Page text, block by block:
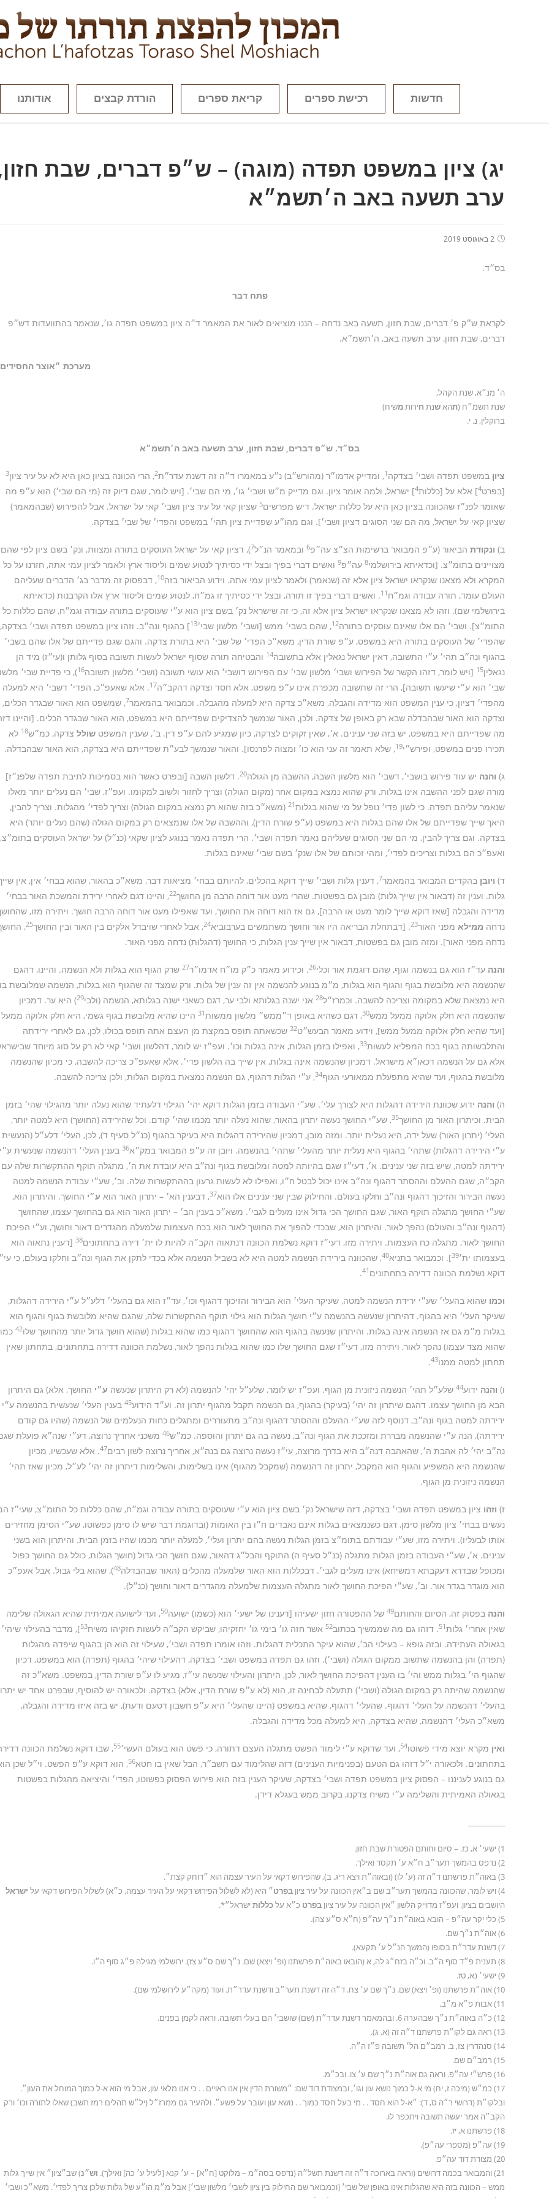
חדשות רכישת ספרים קריאת ספרים הורדת קבצים אודותנו
יג) ציון במשפט תפדה (מוגה) – ש״פ דברים, שבת
ערב תשעה באב ה׳תשמ״א
2 באוגוסט 2019
בס״ד.
פתח דבר
לקראת ש״ק פ׳ דברים, שבת חזון, תשעה באב נדחה – הננו מוציאים לאור את המאמר ד״ה ציון במשפט תפדה גו׳, שנאמר בהתוועדות דש״פ
דברים, שבת חזון, ערב תשעה באב, ה׳תשמ״א.
מערכת ״אוצר
ה׳ מנ״א, שנת הקהל,
שנת תשמ״ח (תהאשנת חירותמשיח)
ברוקלין, נ. י.
בס״ד. ש״פ דברים, שבת חזון, ערב תשעה באב ה׳תשמ״א
ציון במשפט תפדה ושבי׳ בצדקה 1, ומדייק אדמו״ר (מהורש״ב) נ״ע במאמרו ד״ה זה דשנת עדר״ת2, הרי הכוונה בציון כאן היא לא על עיר ציון3
[בפרט4] אלא על [כללות4] ישראל, ולמה אומר ציון. וגם מדייק מ״ש ושבי׳ גו׳, מי הם שבי׳. [ויש לומר, שגם דיוק זה (מי הם שבי׳) הוא ע״פ מה
שאומר לפנ״ז שהכוונה בציון כאן היא על כללות ישראל. דיש מפרשים5 שציון קאי על עיר ציון ושבי׳ קאי על ישראל. אבל להפירוש (שבהמאמר)
שציון קאי על ישראל, מה הם שני הסוגים דציון ושבי׳]. וגם מהו״ע שפדיית ציון תהי׳ במשפט והפדי׳ של שבי׳ בצדקה.
ב) ונקודת הביאור (ע״פ המבואר ברשימות הצ״צ עה״פ6 ובמאמר הנ״ל7), דציון קאי על ישראל העוסקים בתורה ומצוות, ונק׳ בשם ציון לפי שהם
מצויינים בתומ״צ. [וכדאיתא בירושלמי8 עה״פ9 ואשים דברי בפיך ובצל ידי כסיתיך לנטוע שמים וליסוד ארץ ולאמר לציון עמי אתה, חזרנו על כל
המקרא ולא מצאנו שנקראו ישראל ציון אלא זה (שנאמר) ולאמר לציון עמי אתה. וידוע הביאור בזה10, דבפסוק זה מדבר בג׳ הדברים שעליהם
העולם עומד, תורה עבודה וגמ״ח 11. ואשים דברי בפיך זו תורה, ובצל ידי כסיתיך זו גמ״ח, לנטוע שמים וליסוד ארץ אלו הקרבנות (כדאיתא
בירושלמי שם). וזהו לא מצאנו שנקראו ישראל ציון אלא זה, כי זה שישראל נק׳ בשם ציון הוא ע״י שעוסקים בתורה עבודה וגמ״ח, שהם כללות כל
התומ״צ]. ושבי׳ הם אלו שאינם עוסקים בתורה12, שהם בשבי׳ ממש [ושבי׳ מלשון שבי׳13] בהגוף ונה״ב. וזהו ציון במשפט תפדה ושבי׳ בצדקה,
שהפדי׳ של העוסקים בתורה היא במשפט, ע״פ שורת הדין, משא״כ הפדי׳ של שבי׳ היא בתורת צדקה. והגם שגם פדייתם של אלו שהם בשבי׳
בהגוף ונה״ב תהי׳ ע״י התשובה, דאין ישראל נגאלין אלא בתשובה14 והבטיחה תורה שסוף ישראל לעשות תשובה בסוף גלותן ו(עי״ז) מיד הן
נגאלין15 [ויש לומר, דזהו הקשר של הפירוש ושבי׳ מלשון שבי׳ עם הפירוש דושבי׳ הוא עושי תשובה (ושבי׳ מלשון תשובה16), כי פדיית שבי׳
שבי׳ הוא ע״י שיעשו תשובה], הרי זה שתשובה מכפרת אינו ע״פ משפט, אלא חסד וצדקה דהקב״ה17. אלא שאעפ״כ, הפדי׳ דשבי׳ היא למעלה
מהפדי׳ דציון, כי ענין המשפט הוא מדידה והגבלה, משא״כ צדקה היא למעלה מהגבלה. וכמבואר בהמאמר7, שמשפט הוא האור שבגדר הכלים,
וצדקה הוא האור שבהבדלה שבא רק באופן של צדקה. ולכן, האור שנמשך להצדיקים שפדייתם היא במשפט, הוא האור שבגדר הכלים. [והיינו
מה שפדייתם היא במשפט, יש בזה שני ענינים. א׳, שאין זקוקים לצדקה, כיון שמגיע להם ע״פ דין. ב׳, שענין המשפט שולל צדקה, כמ״ש18 לא
תכירו פנים במשפט, ופירש״י19, שלא תאמר זה עני הוא כו׳ ומצוה לפרנסו]. והאור שנמשך לבע״ת שפדייתם היא בצדקה, הוא האור שבהבדלה.
ג) והנה יש עוד פירוש בושבי׳, דשבי׳ הוא מלשון השבה, ההשבה מן הגולה20. דלשון השבה [ובפרט כאשר הוא בסמיכות לתיבת תפדה שלפנ״ז]
מורה שגם לפני ההשבה אינו בגלות, ורק שהוא נמצא במקום אחר (מקום הגולה) וצריך לחזור ולשוב למקומו. ועפ״ז, שבי׳ הם נעלים יותר מאלו
שנאמר עליהם תפדה. כי לשון פדי׳ נופל על מי שהוא בגלות21 (משא״כ בזה שהוא רק נמצא במקום הגולה) וצריך לפדי׳ מהגלות. וצריך להבין,
היאך שייך שפדייתם של אלו שהם בגלות היא במשפט (ע״פ שורת הדין), וההשבה של אלו שנמצאים רק במקום הגולה (שהם נעלים יותר) היא
בצדקה. וגם צריך להבין, מי הם שני הסוגים שעליהם נאמר תפדה ושבי׳. הרי תפדה נאמר בנוגע לציון שקאי (כנ״ל) על ישראל העוסקים בתומ״צ,
ואעפ״כ הם בגלות וצריכים לפדי׳, ומהי זכותם של אלו שנק׳ בשם שבי׳ שאינם בגלות.
ד) ויובן בהקדים המבואר בהמאמר7, דענין גלות ושבי׳ שייך דוקא בהכלים, להיותם בבחי׳ מציאות דבר, משא״כ בהאור, שהוא בבחי׳ אין, אין
גלות. וענין זה (דבאור אין שייך גלות) מובן גם בפשטות. שהרי מעט אור דוחה הרבה מן החושך22, והיינו דגם לאחרי ירידת והמשכת האור בבחי׳
מדידה והגבלה [שאז דוקא שייך לומר מעט או הרבה], גם אז הוא דוחה את החושך, ועד שאפילו מעט אור דוחה הרבה חושך. ויתירה מזו,
נדחה ממילא מפני האור23. [דבתחלת הבריאה היו אור וחושך משתמשים בערבוביא24, אבל לאחרי שויבדל אלקים בין האור ובין החושך25
,
נדחה מפני האור]. ומזה מובן גם בפשטות, דבאור אין שייך ענין הגלות, כי החושך (דהגלות) נדחה מפני האור.
והנה עד״ז הוא גם בנשמה וגוף, שהם דוגמת אור וכלי26. וכידוע מאמר כ״ק מו״ח אדמו״ר27 שרק הגוף הוא בגלות ולא הנשמה. והיינו, דהגם
שהנשמה היא מלובשת בגוף והגוף הוא בגלות, מ״מ בנוגע להנשמה אין זה ענין של גלות. ורק שמצד זה שהגוף הוא בגלות, הנשמה שמלובשת בו
היא נמצאת שלא במקומה וצריכה להשבה. וכמרז״ל28 אני ישנה בגלותא ולבי ער, דגם כשאני ישנה בגלותא, הנשמה (ולבי29) היא ער. דמכיון
שהנשמה היא חלק אלוקה ממעל ממש30, דגם כשהיא באופן ד״ממש״ מלשון ממשות31 היינו שהיא מלובשת בגוף גשמי, היא חלק אלוקה ממעל
[ועד שהיא חלק אלוקה ממעל ממש], וידוע מאמר הבעש״ט32 שכשאתה תופס במקצת מן העצם אתה תופס בכולו, לכן, גם לאחרי ירידתה
והתלבשותה בגוף בכח המפליא לעשות33, ואפילו בזמן הגלות, אינה בגלות וכו׳. ועפ״ז יש לומר, דהלשון ושבי׳ קאי לא רק על סוג מיוחד
אלא גם על הנשמה דכאו״א מישראל. דמכיון שהנשמה אינה בגלות, אין שייך בה הלשון פדי׳. אלא שאעפ״כ צריכה להשבה, כי מכיון שהנשמה
מלובשת בהגוף, ועד שהיא מתפעלת ממאורעי הגוף34, ע״י הגלות דהגוף, גם הנשמה נמצאת במקום הגלות, ולכן צריכה להשבה.
ה) והנה ידוע שכוונת הירידה דהגלות היא לצורך עלי׳. שע״י העבודה בזמן הגלות דוקא יהי׳ הגילוי דלעתיד שהוא נעלה יותר מהגילוי שהי׳ בזמן
הבית. וכיתרון האור מן החושך35, שע״י החושך נעשה יתרון בהאור, שהוא נעלה יותר מכמו שהי׳ קודם. וכל שהירידה (החושך) היא למטה יותר,
העלי׳ (יתרון האור) שעל ידה, היא נעלית יותר. ומזה מובן, דמכיון שהירידה דהגלות היא בעיקר בהגוף (כנ״ל סעיף ד), לכן, העלי׳ דלע״ל (הנעשית
ע״י הירידה דהגלות) שתהי׳ בהגוף היא נעלית יותר מהעלי׳ שתהי׳ בהנשמה. ויובן זה ע״פ המבואר במק״א36 בענין העלי׳ דהנשמה שנעשית ע״י
ירידתה למטה, שיש בזה שני ענינים. א׳, דעי״ז שגם בהיותה למטה ומלובשת בגוף ונה״ב היא עובדת את ה׳, מתגלה תוקף ההתקשרות שלה עם
הקב״ה, שגם ההעלם וההסתר דהגוף ונה״ב אינו יכול לבטל ח״ו, ואפילו לא לעשות גרעון בההתקשרות שלה. וב׳, שע״י עבודת הנשמה למטה
נעשה הבירור והזיכוך דהגוף ונה״ב וחלקו בעולם. והחילוק שבין שני ענינים אלו הוא37, דבענין הא׳ – יתרון האור הוא ע״י החושך. והיתרון הוא,
שע״י החושך מתגלה תוקף האור, שגם החושך הכי גדול אינו מעלים לגבי׳. משא״כ בענין הב׳ – יתרון האור הוא גם בהחושך עצמו, שהחושך
(דהגוף ונה״ב והעולם) נהפך לאור. והיתרון הוא, שבכדי להפוך את החושך לאור הוא בכח העצמות שלמעלה מהגדרים דאור וחושך, וע״י הפיכת
החושך לאור, מתגלה כח העצמות. ויתירה מזו, דעי״ז דוקא נשלמת הכוונה דנתאוה הקב״ה להיות לו ית׳ דירה בתחתונים38 [דענין נתאוה הוא
בעצמותו ית׳39]. וכמבואר בתניא40, שהכוונה בירידת הנשמה למטה היא לא בשביל הנשמה אלא בכדי לתקן את הגוף ונה״ב וחלקו בעולם, כי
דוקא נשלמת הכוונה דדירה בתחתונים 41
.
וכמו שהוא בהעלי׳ שע״י ירידת הנשמה למטה, שעיקר העלי׳ הוא הבירור והזיכוך דהגוף וכו׳, עד״ז הוא גם בהעלי׳ דלע״ל ע״י הירידה דהגלות,
שעיקר העלי׳ היא בהגוף. דהיתרון שנעשה בהנשמה ע״י חושך הגלות הוא גילוי תוקף ההתקשרות שלה, שהגם שהיא מלובשת בגוף והגוף הוא
בגלות מ״מ גם אז הנשמה אינה בגלות. והיתרון שנעשה בהגוף הוא שהחושך דהגוף כמו שהוא בגלות (שהוא חושך גדול יותר מהחושך שלו42 כמו
שהוא מצד עצמו) נהפך לאור, ויתירה מזו, דעי״ז שגם החושך שלו כמו שהוא בגלות נהפך לאור, נשלמת הכוונה דדירה בתחתונים, בתחתון שאין
תחתון למטה ממנו43
.
ו) והנה ידוע44 שלע״ל תהי׳ הנשמה ניזונית מן הגוף. ועפ״ז יש לומר, שלע״ל יהי׳ להנשמה (לא רק היתרון שנעשה ע״י החושך, אלא) גם היתרון
הבא מן החושך עצמו. דהגם שיתרון זה יהי׳ (בעיקר) בהגוף, גם הנשמה תקבל מהגוף יתרון זה. וע״ד הידוע45 בענין העלי׳ שנעשית בהנשמה ע״י
ירידתה למטה בגוף ונה״ב, דנוסף לזה שע״י ההעלם וההסתר דהגוף ונה״ב מתעוררים ומתגלים כחות הנעלמים של הנשמה (שהיו גם קודם
ירידתה), הנה ע״י שהנשמה מבררת ומזככת את הגוף ונה״ב, נעשה בה גם יתרון והוספה. כמ״ש46 משכני אחריך נרוצה, דע״י שנה״א פועלת
נה״ב יהי׳ לה אהבת ה׳, שהאהבה דנה״ב היא בדרך מרוצה, עי״ז נעשה נרוצה גם בנה״א, אחריך נרוצה לשון רבים47. אלא שעכשיו, מכיון
שהנשמה היא המשפיע והגוף הוא המקבל, יתרון זה דהנשמה (שמקבל מהגוף) אינו בשלימות, והשלימות דיתרון זה יהי׳ לע״ל, מכיון שאז תהי׳
הנשמה ניזונית מן הגוף.
ז) וזהו ציון במשפט תפדה ושבי׳ בצדקה, דזה שישראל נק׳ בשם ציון הוא ע״י שעוסקים בתורה עבודה וגמ״ח, שהם כללות כל התומ״צ, שעי״ז
נעשים בבחי׳ ציון מלשון סימן, דגם כשנמצאים בגלות אינם נאבדים ח״ו בין האומות (ובדוגמת דבר שיש לו סימן כפשוטו, שע״י הסימן מחזירים
אותו לבעליו). ויתירה מזו, שע״י עבודתם בתומ״צ בזמן הגלות נעשה בהם יתרון ועלי׳, למעלה יותר מכמו שהיו בזמן הבית. והיתרון הוא בשני
ענינים. א׳, שע״י העבודה בזמן הגלות מתגלה (כנ״ל סעיף ה) התוקף והבל״ג דהאור, שגם חושך הכי גדול (חושך הגלות, כולל גם החושך כפול
ומכופל שבדרא דעקבתא דמשיחא) אינו מעלים לגבי׳. דבכללות הוא האור שלמעלה מהכלים (האור שבהבדלה48), שהוא בלי גבול. אבל אעפ״כ
הוא מוגדר בגדר אור. וב׳, שע״י הפיכת החושך לאור מתגלה העצמות שלמעלה מהגדרים דאור וחושך (כנ״ל).
והנה בפסוק זה, הסיום והחותם49 של ההפטורה חזון ישעיהו [דענינו של ישעי׳ הוא (כשמו) ישועה50, ועד לישועה אמיתית שהיא הגאולה שלימה
שאין אחרי׳ גלות51. דזהו גם מה שממשיך בכתוב52 אשר חזה גו׳ בימי גו׳ יחזקיהו, שביקש הקב״ה לעשות חזקיהו משיח53], מדבר בהעילוי שיהי׳
בגאולה העתידה. ובזה גופא – בעילוי הב׳, שהוא עיקר התכלית דהגלות. וזהו אומרו תפדה ושבי׳, שעילוי זה הוא הן בהגוף שיפדה מהגלות
(תפדה) והן בהנשמה שתשוב ממקום הגולה (ושבי׳). וזהו גם תפדה במשפט ושבי׳ בצדקה, דהעילוי שיהי׳ בהגוף (תפדה) הוא במשפט, דכיון
שהגוף הי׳ בגלות ממש והי׳ בו הענין דהפיכת החושך לאור, לכן, היתרון והעילוי שנעשה עי״ז, מגיע לו ע״פ שורת הדין, במשפט. משא״כ זה
שהנשמה שהיתה רק במקום הגולה (ושבי׳) תתעלה לבחינה זו, הוא (לא ע״פ שורת הדין, אלא) בצדקה. ולכאורה יש להוסיף, שבפרט אחד יש
בהעלי׳ דהנשמה על העלי׳ דהגוף. שהעלי׳ דהגוף, שהיא במשפט (היינו שהעלי׳ היא ע״פ חשבון דטעם ודעת), יש בזה איזו מדידה והגבלה,
משא״כ העלי׳ דהנשמה, שהיא בצדקה, היא למעלה מכל מדידה והגבלה.
ואין מקרא יוצא מידי פשוטו54, ועד שדוקא ע״י לימוד הפשט מתגלה העצם דתורה, כי פשט הוא בעולם העשי׳55, שבו דוקא נשלמת הכוונה
בתחתונים. ולכאורה י״ל דזהו גם הטעם (בפנימיות הענינים) דזה שהלימוד עם תשב״ר, הבל שאין בו חטא56, הוא דוקא ע״פ הפשט. וי״ל שכן
גם בנוגע לעניננו – הפסוק ציון במשפט תפדה ושבי׳ בצדקה, שעיקר הענין בזה הוא פירוש הפסוק כפשוטו, הפדי׳ והיציאה מהגלות בפשטות
בגאולה האמיתית והשלימה ע״י משיח צדקנו, בקרוב ממש בעגלא דידן.
1) ישעי׳ א, כז. – סיום וחותם הפטורת שבת חזון.
2) נדפס בהמשך תער״ב ח״א ע׳ תקסד ואילך.
3) באוה״ת פרשתנו ד״ה זה (ע׳ לו) (ובאוה״ת ויצא ריג, ב), שהפירוש דקאי על העיר עצמה הוא ״דוחק קצת״.
4) ויש לומר, שהכוונה בהמשך תער״ב שם ב״אין הכוונה על עיר ציון
בפרט״ היא (לא לשלול הפירוש דקאי על העיר עצמה, כ״א) לשלול הפירוש דקאי על ישראל
היושבים בציון. ועפ״ז מדוייק הלשון ״אין הכוונה על עיר ציון בפרט כ״א עלכללותישראל״*.
5) כלי יקר עה״פ – הובא באוה״ת נ״ך עה״פ (ח״א ס״ע צה).
6) אוה״ת נ״ך שם.
7) דשנת עדר״ת בסופו (המשך הנ״ל ע׳ תקעא).
8) תענית פ״ד סוף ה״ב. וכ״ה בזח״ג לה, א (הובאו באוה״ת פרשתנו (ופ׳ ויצא) שם. נ״ך שם ס״ע צז). ירושלמי מגילה פ״ג סוף ה״ו.
9) ישעי׳ נא, טז.
10) אוה״ת פרשתנו (ופ׳ ויצא) שם. נ״ך שם ע׳ צח. ד״ה זה דשנת תער״ב ודשנת עדר״ת. ועוד (מקה״ע לירושלמי שם).
11) אבות פ״א מ״ב.
12) כ״ה באוה״ת נ״ך שבהערה 6. ובהמאמר דשנת עדר״ת (שם) שושבי׳ הם בעלי תשובה. וראה לקמן בפנים.
13) ראה גם לקו״ת פרשתנו ד״ה זה (א, ג).
14) סנהדרין צז, ב. רמב״ם הל׳ תשובה פ״ז ה״ה.
15) רמב״ם שם.
16) פרש״י עה״פ. וראה גם אוה״ת נ״ך שם ע׳ צו. ובכ״מ.
17) כמ״ש (מיכה ז, יח) מי א-ל כמוך נושא עון וגו׳, ובמצודת דוד שם: ״משורת הדין אין אנו ראויים . . כי אנו מלאי עון, אבל מי הוא א-ל כמוך המוחל את העון״.
ובלקו״ת (דרושי ר״ה ס, ד): ״א-ל הוא חסד . . מי בעל חסד כמוך . . נושא עון ועובר על פשע״. ולהעיר גם ממרז״ל (יל״ש תהלים רמז תשב) שאלו לתורה וכו׳ ורק
הקב״ה אמר יעשה תשובה ויתכפר לו.
18) פרשתנו א, יז.
19) עה״פ (מספרי עה״פ).
20) מצודת דוד עה״פ.
21) והמבואר בכמה דרושים (וראה בארוכה ד״ה זה דשנת תשל״ה (נדפס בסה״מ – מלוקט [ח״א] – ע׳ קנא [לעיל ע׳ כה] ואילך).
וש״נ) שב״ציון״ אין שייך גלות
ממש – הכוונה בזה היא שהגלות אינו באופן של שבי׳ [וכמבואר שם החילוק בין ציון לשבי׳ מלשון שבי׳] אבל מ״מ הו״ע של גלות שלכן צריך לפדי׳. משא״כ ושבי׳